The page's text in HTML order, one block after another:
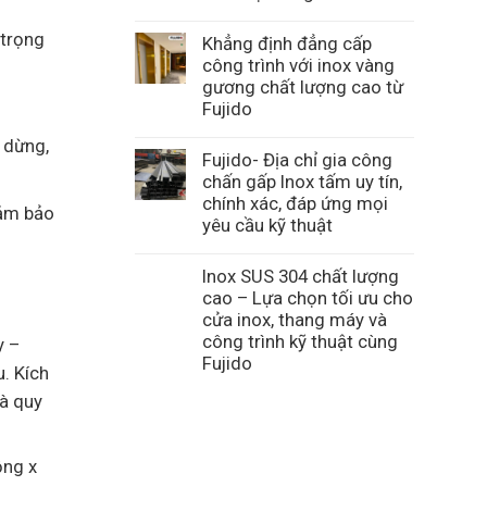
bảo
–
Kích
quy
x
Khẳng định đẳng cấp
công trình với inox vàng
gương chất lượng cao từ
Fujido
Fujido- Địa chỉ gia công
chấn gấp Inox tấm uy tín,
chính xác, đáp ứng mọi
yêu cầu kỹ thuật
Inox SUS 304 chất lượng
cao – Lựa chọn tối ưu cho
cửa inox, thang máy và
công trình kỹ thuật cùng
Fujido